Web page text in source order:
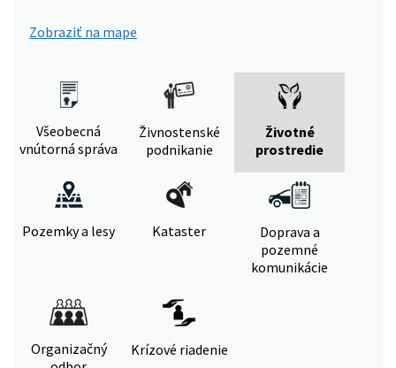
Zobraziť na mape
Všeobecná
vnútorná správa
Živnostenské
podnikanie
Životné
prostredie
Pozemky a lesy Kataster
Doprava a
pozemné
komunikácie
Organizačný
Krízové riadenie